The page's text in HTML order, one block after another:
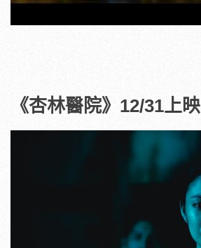
《杏林醫院》12/31上映